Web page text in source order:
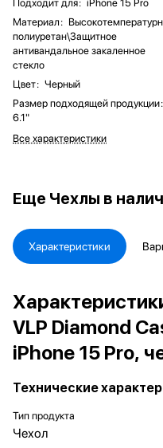
Подходит для: iPhone 15 Pro
Материал :
полиуретан\Защитное
антивандальное закаленное
стекло
Цвет: Черный
Размер подходящей продукции:
6.1"
Все характеристики
Еще Чехлы в
Характеристики
VLP Diamond
iPhone 15 Pro,
Технические
Тип продукта
Чехол